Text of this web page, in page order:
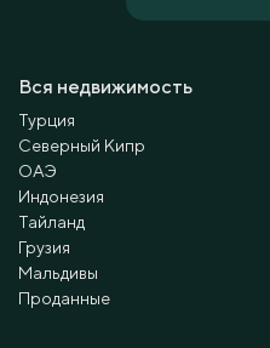
Вся недвижимость
Турция
Северный Кипр
ОАЭ
Индонезия
Тайланд
Грузия
Мальдивы
Проданные